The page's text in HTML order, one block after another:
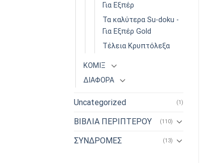
Για Εξπέρ
Τα καλύτερα Su-doku -
Για Εξπέρ Gold
Τέλεια Κρυπτόλεξα
ΚΟΜΙΞ
ΔΙΑΦΟΡΑ
Uncategorized (1)
ΒΙΒΛΙΑ ΠΕΡΙΠΤΕΡΟΥ (110)
ΣΥΝΔΡΟΜΕΣ (13)